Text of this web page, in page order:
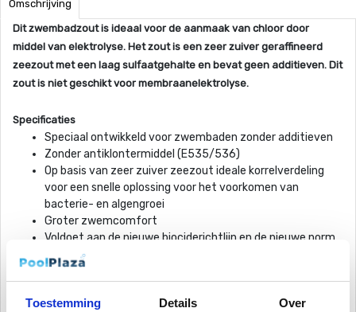
Toestemming Details Over
Omschrijving
Dit zwembadzout is ideaal voor de aanmaak van chloor door
middel van elektrolyse. Het zout is een zeer zuiver geraffineerd
zeezout met een laag sulfaatgehalte en bevat geen additieven. Dit
zout is niet geschikt voor membraanelektrolyse.
Specificaties
Speciaal ontwikkeld voor zwembaden zonder additieven
Zonder antiklontermiddel (E535/536)
Op basis van zeer zuiver zeezout ideale korrelverdeling
voor een snelle oplossing voor het voorkomen van
bacterie- en algengroei
Groter zwemcomfort
Voldoet aan de nieuwe biociderichtlijn en de nieuwe norm
EN 16401
Let op voor het versturen van zout wordt er een speciale